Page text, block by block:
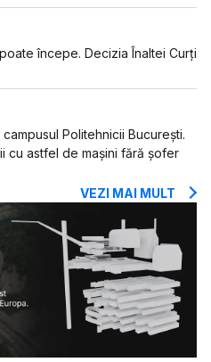
începe. Decizia Înaltei Curți
Politehnicii București.
cu astfel de mașini fără șofer
VEZI MAI MULT